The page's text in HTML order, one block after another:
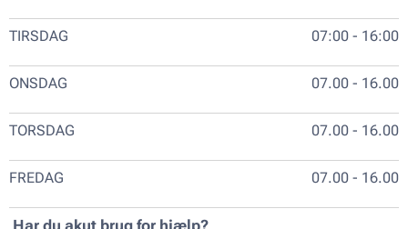
TIRSDAG 07:00 - 16:00
ONSDAG 07.00 - 16.00
TORSDAG 07.00 - 16.00
FREDAG 07.00 - 16.00
Har du akut brug for hjælp?